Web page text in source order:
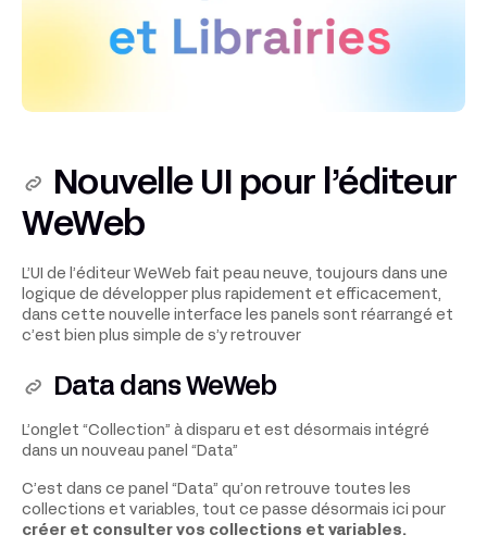
Nouvelle UI pour l’éditeur
WeWeb
L’UI de l’éditeur WeWeb fait peau neuve, toujours dans une
logique de développer plus rapidement et efficacement,
dans cette nouvelle interface les panels sont réarrangé et
c’est bien plus simple de s’y retrouver
Data dans WeWeb
L’onglet “Collection” à disparu et est désormais intégré
dans un nouveau panel “Data”
C’est dans ce panel “Data” qu’on retrouve toutes les
collections et variables, tout ce passe désormais ici pour
créer et consulter vos collections et variables.